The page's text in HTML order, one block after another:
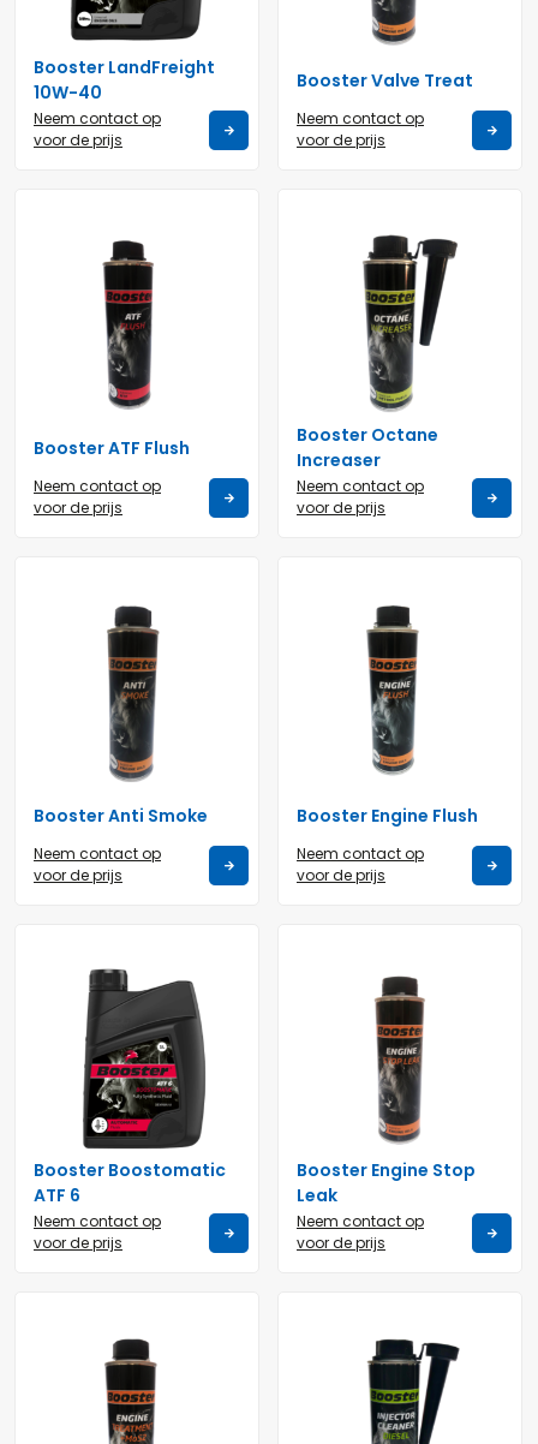
Booster LandFreight
10W-40
Neem contact op
voor de prijs
Booster Valve Treat
Neem contact op
voor de prijs
Booster ATF Flush
Neem contact op
voor de prijs
Booster Octane
Increaser
Neem contact op
voor de prijs
Booster Anti Smoke
Neem contact op
voor de prijs
Booster Engine Flush
Neem contact op
voor de prijs
Booster Boostomatic
ATF 6
Neem contact op
voor de prijs
Booster Engine Stop
Leak
Neem contact op
voor de prijs